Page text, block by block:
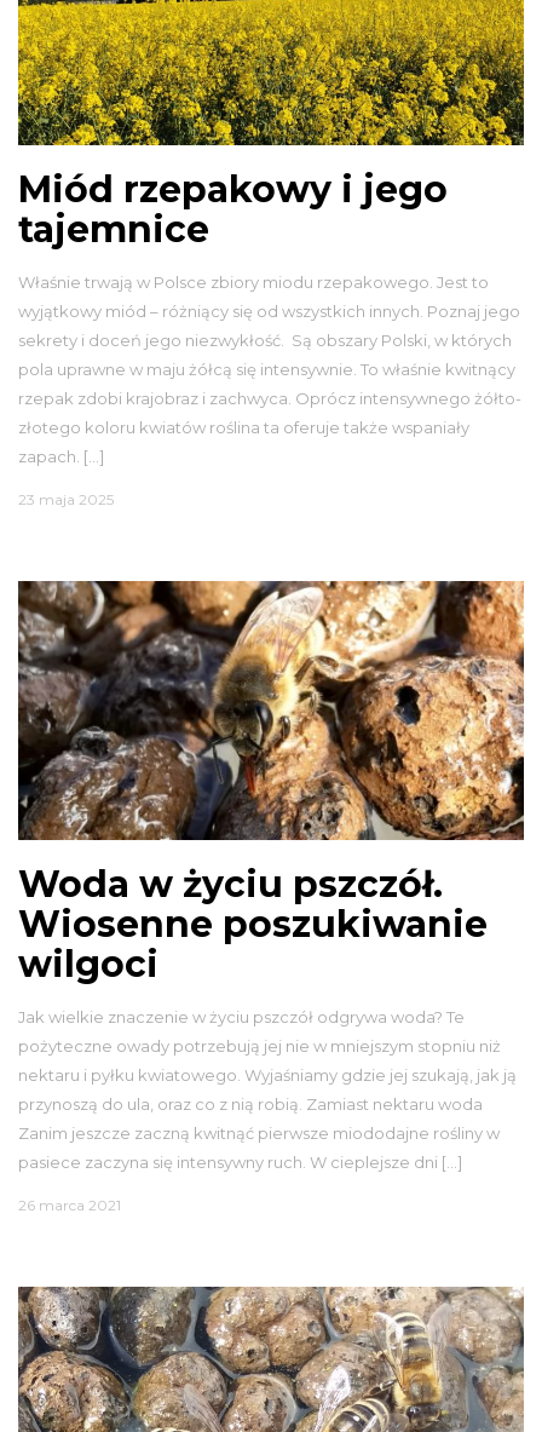
Miód rzepakowy i jego
tajemnice
Właśnie trwają w Polsce zbiory miodu rzepakowego. Jest to
wyjątkowy miód – różniący się od wszystkich innych. Poznaj jego
sekrety i doceń jego niezwykłość. Są obszary Polski, w których
pola uprawne w maju żółcą się intensywnie. To właśnie kwitnący
rzepak zdobi krajobraz i zachwyca. Oprócz intensywnego żółto-
złotego koloru kwiatów roślina ta oferuje także wspaniały
zapach. […]
23 maja 2025
Woda w życiu pszczół.
Wiosenne poszukiwanie
wilgoci
Jak wielkie znaczenie w życiu pszczół odgrywa woda? Te
pożyteczne owady potrzebują jej nie w mniejszym stopniu niż
nektaru i pyłku kwiatowego. Wyjaśniamy gdzie jej szukają, jak ją
przynoszą do ula, oraz co z nią robią. Zamiast nektaru woda
Zanim jeszcze zaczną kwitnąć pierwsze miododajne rośliny w
pasiece zaczyna się intensywny ruch. W cieplejsze dni […]
26 marca 2021